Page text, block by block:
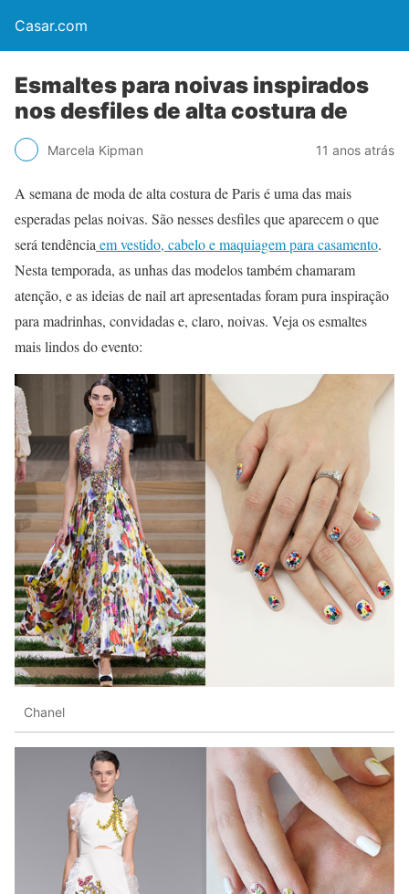
Casar.com
Esmaltes para noivas inspirados
nos desfiles de alta costura de
Marcela Kipman 11 anos atrás
A semana de moda de alta costura de Paris é uma das mais
esperadas pelas noivas. São nesses desfiles que aparecem o que
será tendência em vestido, cabelo e maquiagem para casamento.
Nesta temporada, as unhas das modelos também chamaram
atenção, e as ideias de nail art apresentadas foram pura inspiração
para madrinhas, convidadas e, claro, noivas. Veja os esmaltes
mais lindos do evento:
Chanel